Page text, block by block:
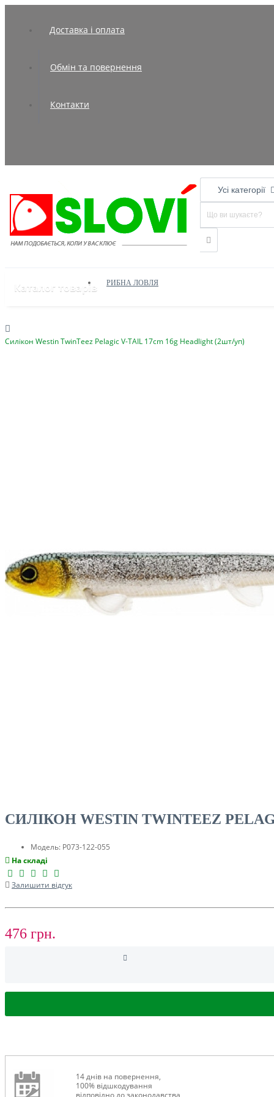
Доставка і оплата
Обмін та повернення
Контакти
Усі категорії
Каталог товарів РИБНА ЛОВЛЯ
Силікон Westin TwinTeez Pelagic V-TAIL 17cm 16g Headlight (2шт/уп)
СИЛІКОН WESTIN TWINTEEZ
Модель: P073-122-055
На складі
Залишити відгук
476 грн.
14 днів на повернення,
100% відшкодування
відповідно до законодавства